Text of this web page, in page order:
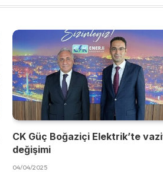
CK Güç Boğaziçi Elektrik’te
değişimi
04/04/2025